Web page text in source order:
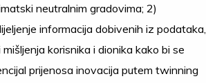
neutralnim gradovima; 2)
informacija dobivenih iz podataka,
korisnika i dionika kako bi se
prijenosa inovacija putem twinning